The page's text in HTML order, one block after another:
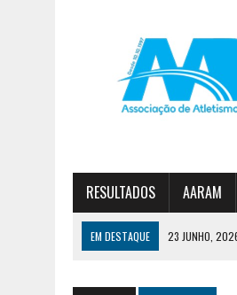
RESULTADOS AARAM
EM DESTAQUE 23 JUNHO,